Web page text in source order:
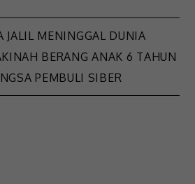
JALIL MENINGGAL DUNIA
BERANG ANAK 6 TAHUN
PEMBULI SIBER